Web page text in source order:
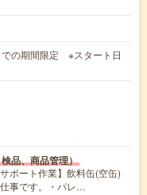
の期間限定 ※スタート日
品、商品管理）
ポート作業】飲料缶(空缶)
事です。・パレ…